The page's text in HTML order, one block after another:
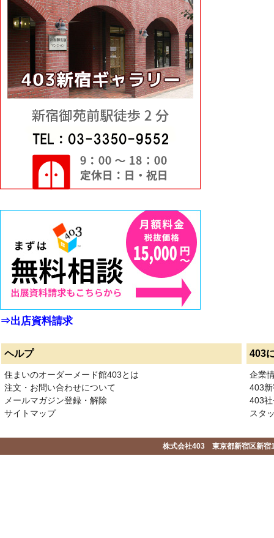
⇒出店資料請求
ヘルプ 403
住まいのオーダーメード館403とは
注文・お問い合わせについて
メールマガジン登録・解除
サイトマップ
企業
403
403
スタ
株式会社403 東京都新宿区新